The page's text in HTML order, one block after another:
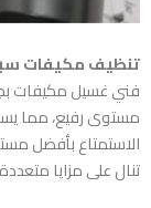
تنظيف مكيفات
فني غسيل مكيفات
مستوى رفيع، مما
الاستمتاع بأفضل
تنال على مزايا